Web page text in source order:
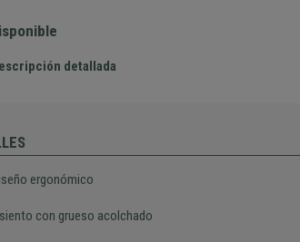
detallada
ergonómico
con grueso acolchado